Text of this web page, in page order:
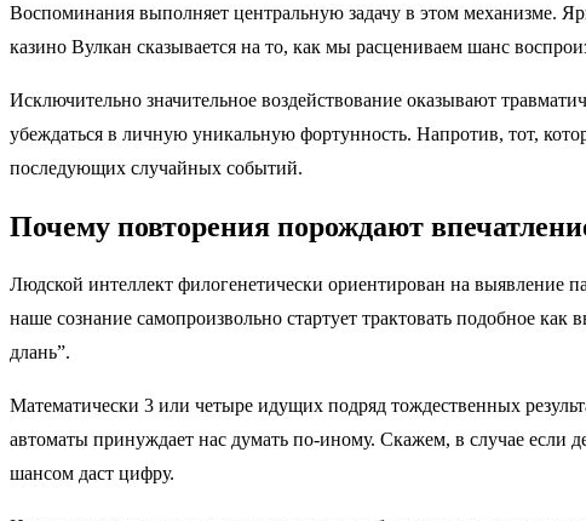
Воспоминания выполняет центральную задачу в этом механизме.
казино Вулкан сказывается на то, как мы расцениваем шанс
Исключительно значительное воздействование оказывают
убеждаться в личную уникальную фортунность. Напротив, тот,
последующих случайных событий.
Почему повторения порождают
Людской интеллект филогенетически ориентирован на выявление
наше сознание самопроизвольно стартует трактовать подобное
длань”.
Математически 3 или четыре идущих подряд тождественных
автоматы принуждает нас думать по-иному. Скажем, в случае если
шансом даст цифру.